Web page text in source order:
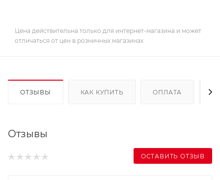
Цена действительна только для интернет-магазина и может
отличаться от цен в розничных магазинах
ОТЗЫВЫ КАК КУПИТЬ ОПЛАТА
Отзывы
ОСТАВИТЬ ОТЗЫВ